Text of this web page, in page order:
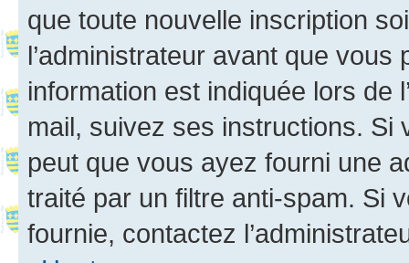
que toute nouvelle inscription
l’administrateur avant que
information est indiquée lors de
mail, suivez ses instructions. Si
peut que vous ayez fourni une
traité par un filtre anti-spam. Si
fournie, contactez